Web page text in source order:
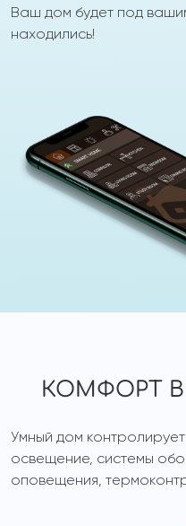
Ваш дом будет под
находились!
КОМФОРТ
Умный дом
освещение, системы
оповещения,